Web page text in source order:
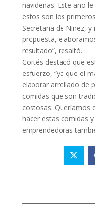
navideñas. Este año
estos son los
Secretaria de Niñez,
propuesta,
resultado”, resaltó.
Cortés destacó que
esfuerzo, “ya que el
elaborar arrollado de
comidas que son
costosas. Queríamos
hacer estas comidas
emprendedoras